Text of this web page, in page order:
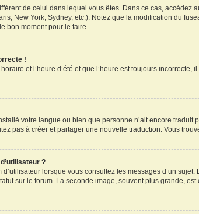
de celui dans lequel vous êtes. Dans ce cas, accédez
New York, Sydney, etc.). Notez que la modification du
bon moment pour le faire.
!
et l’heure d’été et que l’heure est toujours
votre langue ou bien que personne n’ait encore
pas à créer et partager une nouvelle traduction. Vous
?
lorsque vous consultez les messages d’un
sur le forum. La seconde image, souvent plus grande,